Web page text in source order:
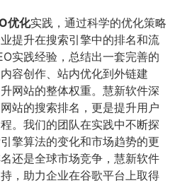
优化实践，通过科学的优化策略
提升在搜索引擎中的排名和流
实践经验，总结出一套完善的
容创作、站内优化到外链建
网站的整体权重。慧新软件深
站的搜索排名，更是提升用户
。我们的团队在实践中不断探
擎算法的变化和市场趋势的更
还是全球市场竞争，慧新软件
，助力企业在谷歌平台上取得